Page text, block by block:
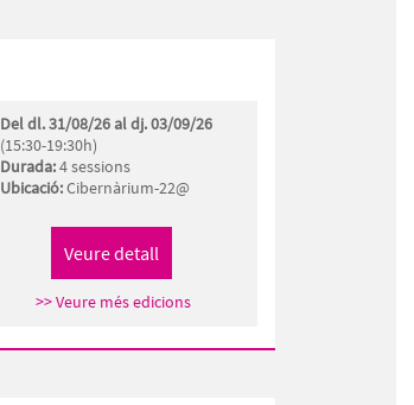
Del dl. 31/08/26 al dj. 03/09/26
(15:30-19:30h)
Durada:4 sessions
Ubicació:Cibernàrium-22@
>> Veure més edicions